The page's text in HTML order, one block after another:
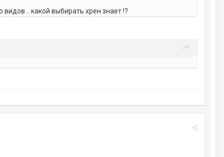
.. какой выбирать хрен знает !?